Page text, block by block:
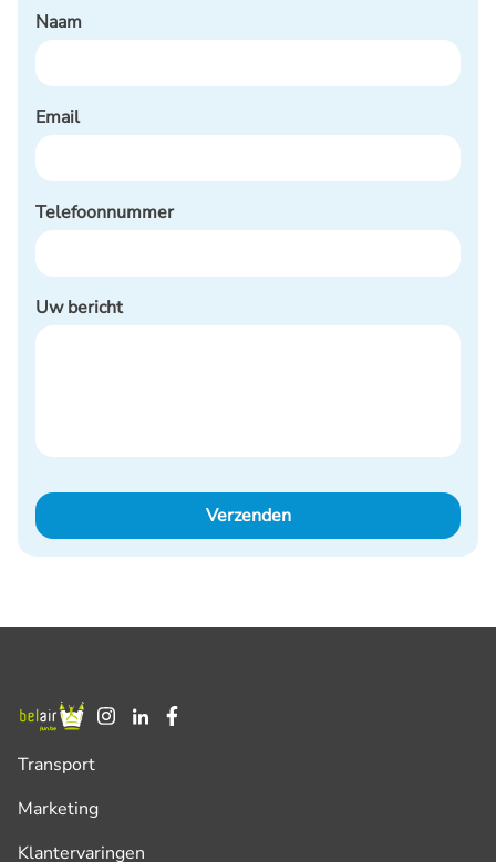
Naam
Email
Telefoonnummer
Uw bericht
Verzenden
Transport
Marketing
Klantervaringen